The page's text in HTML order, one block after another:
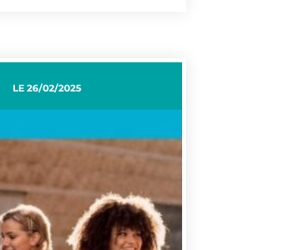
LE 26/02/2025